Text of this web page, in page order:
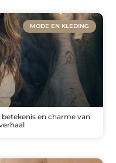
MODE EN KLEDING
en charme van